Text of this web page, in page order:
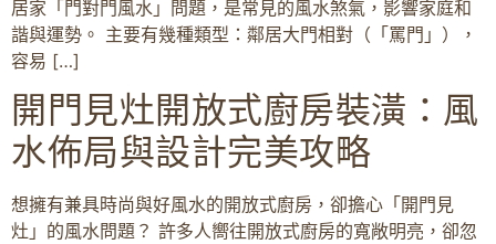
居家「門對門風水」問題，是常見的風水煞氣，影響家庭和
諧與運勢。 主要有幾種類型：鄰居大門相對（「罵門」），
容易 […]
開門見灶開放式廚房裝潢：風
水佈局與設計完美攻略
想擁有兼具時尚與好風水的開放式廚房，卻擔心「開門見
灶」的風水問題？ 許多人嚮往開放式廚房的寬敞明亮，卻忽